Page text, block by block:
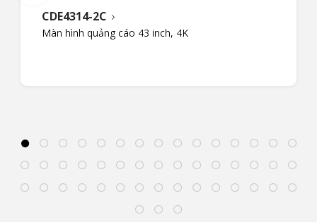
CDE4314-2C
Màn hình quảng cáo 43 inch, 4K